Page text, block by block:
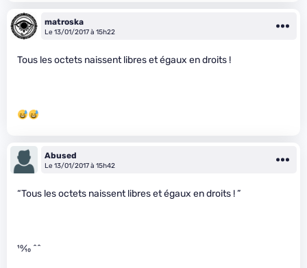
matroska
Le 13/01/2017 à 15h22
Tous les octets naissent libres et égaux en droits !
Abused
Le 13/01/2017 à 15h42
“Tous les octets naissent libres et égaux en droits ! ”
10⁄10 ^^